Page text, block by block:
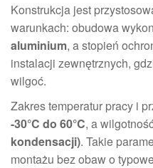
Konstrukcja jest
warunkach: obudowa
aluminium, a stopień
instalacji zewnętrznych,
wilgoć.
Zakres temperatur pracy i
-30°C do 60°C, a
kondensacji). Takie
montażu bez obaw o